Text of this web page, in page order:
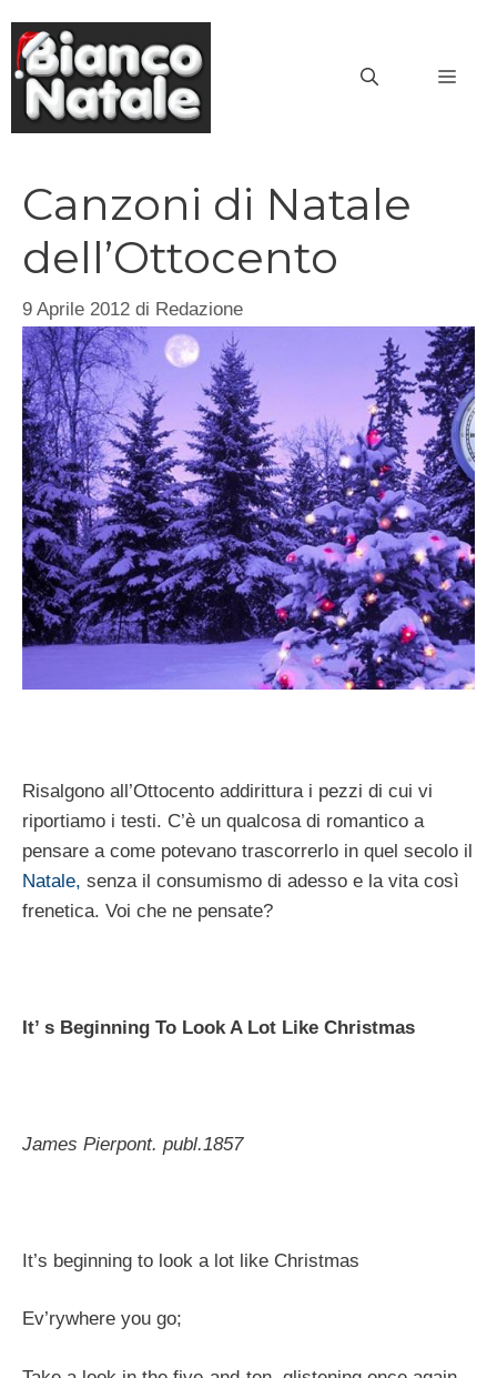
contenuto
Canzoni di Natale
dell’Ottocento
9 Aprile 2012 di Redazione
Risalgono all’Ottocento addirittura i pezzi di cui vi
riportiamo i testi. C’è un qualcosa di romantico a
pensare a come potevano trascorrerlo in quel secolo il
Natale, senza il consumismo di adesso e la vita così
frenetica. Voi che ne pensate?
It’ s Beginning To Look A Lot Like Christmas
James Pierpont. publ.1857
It’s beginning to look a lot like Christmas
Ev’rywhere you go;